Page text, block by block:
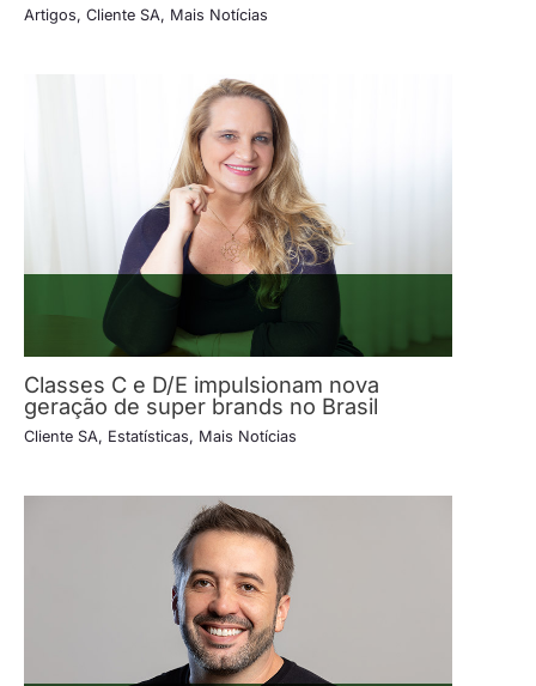
Artigos, Cliente SA, Mais Notícias
Classes C e D/E impulsionam nova
geração de super brands no Brasil
Cliente SA, Estatísticas, Mais Notícias